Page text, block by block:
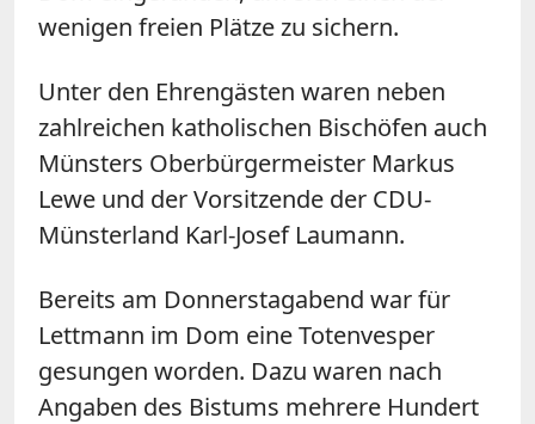
wenigen freien Plätze zu sichern.
Unter den Ehrengästen waren neben
zahlreichen katholischen Bischöfen auch
Münsters Oberbürgermeister Markus
Lewe und der Vorsitzende der CDU-
Münsterland Karl-Josef Laumann.
Bereits am Donnerstagabend war für
Lettmann im Dom eine Totenvesper
gesungen worden. Dazu waren nach
Angaben des Bistums mehrere Hundert